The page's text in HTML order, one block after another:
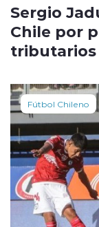
Sergio
Chile por
tributarios
Fútbol Chileno